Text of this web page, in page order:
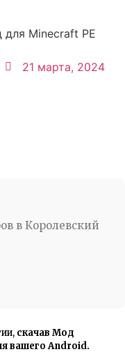
21 марта, 2024
в Королевский
скачав Мод
вашего Android.